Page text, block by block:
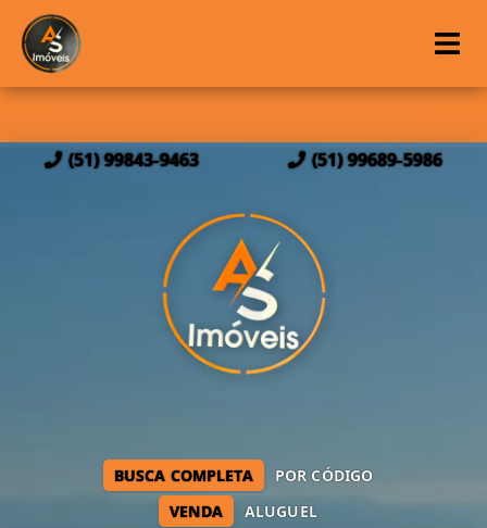
(51) 99843-9463 (51) 99689-5986
VENDA ALUGUEL
BUSCA COMPLETA POR CÓDIGO